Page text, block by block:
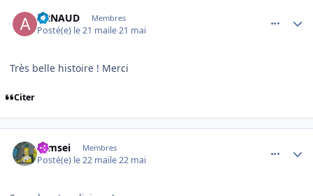
ARNAUD Membres
Posté(e) le 21 maile 21 mai
Très belle histoire ! Merci
Citer
symsei Membres
Posté(e) le 22 maile 22 mai